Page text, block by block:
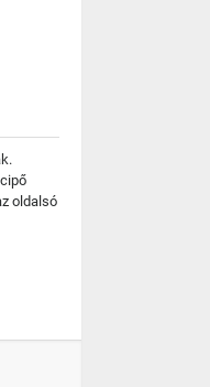
oldalsó